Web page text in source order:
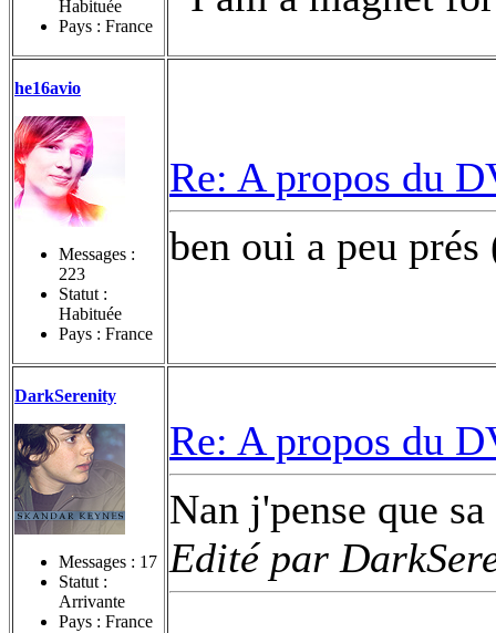
Habituée
Pays : France
he16avio
Messages :
223
Statut :
Habituée
Pays : France
Re: A propos du
ben oui a peu
DarkSerenity
Messages : 17
Statut :
Arrivante
Pays : France
Re: A propos du
Nan j'pense que
Edité par